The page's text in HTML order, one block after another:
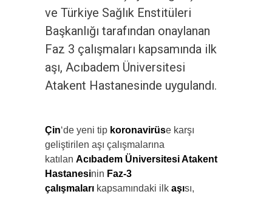
ve Türkiye Sağlık Enstitüleri
Başkanlığı tarafından onaylanan
Faz 3 çalışmaları kapsamında ilk
aşı, Acıbadem Üniversitesi
Atakent Hastanesinde uygulandı.
Çin‘de yeni tip koronavirüse karşı
geliştirilen aşı çalışmalarına
katılan Acıbadem Üniversitesi Atakent
Hastanesinin Faz-3
çalışmaları kapsamındaki ilk aşısı,